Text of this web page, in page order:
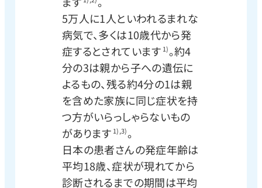
5万人に1人といわれるまれな
病気で、多くは10歳代から発
症するとされています 1)。約4
分の3は親から子への遺伝に
よるもの、残る約4分の1は親
を含めた家族に同じ症状を持
つ方がいらっしゃらないもの
があります 1),3)。
日本の患者さんの発症年齢は
平均18歳、症状が現れてから
診断されるまでの期間は平均